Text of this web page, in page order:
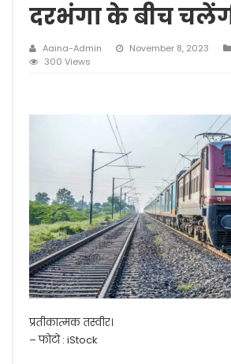
दरभंगा के बीच
Aaina-Admin November 8, 2023
300 Views
प्रतीकात्मक तस्वीर।
– फोटो : iStock